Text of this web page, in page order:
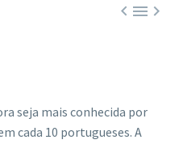

seja mais conhecida por
cada 10 portugueses. A